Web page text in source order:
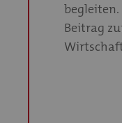
Beitrag